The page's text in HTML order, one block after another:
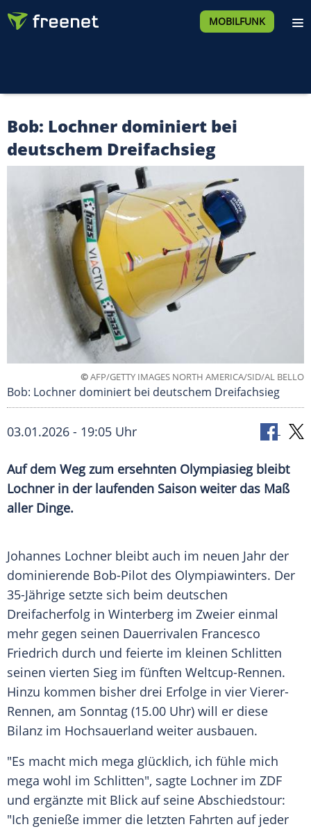
MOBILFUNK
Bob: Lochner dominiert bei
deutschem Dreifachsieg
©AFP/GETTY IMAGES NORTH AMERICA/SID/AL BELLO
Bob: Lochner dominiert bei deutschem Dreifachsieg
03.01.2026 - 19:05 Uhr
Auf dem Weg zum ersehnten Olympiasieg bleibt
Lochner in der laufenden Saison weiter das Maß
aller Dinge.
Johannes Lochner bleibt auch im neuen Jahr der
dominierende Bob-Pilot des Olympiawinters. Der
35-Jährige setzte sich beim deutschen
Dreifacherfolg in Winterberg im Zweier einmal
mehr gegen seinen Dauerrivalen Francesco
Friedrich durch und feierte im kleinen Schlitten
seinen vierten Sieg im fünften Weltcup-Rennen.
Hinzu kommen bisher drei Erfolge in vier Vierer-
Rennen, am Sonntag (15.00 Uhr) will er diese
Bilanz im Hochsauerland weiter ausbauen.
"Es macht mich mega glücklich, ich fühle mich
mega wohl im Schlitten", sagte Lochner im ZDF
und ergänzte mit Blick auf seine Abschiedstour:
"Ich genieße immer die letzten Fahrten auf jeder